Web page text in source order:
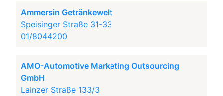
Ammersin Getränkewelt
Speisinger Straße 31-33
01/8044200
AMO-Automotive Marketing Outsourcing
GmbH
Lainzer Straße 133/3